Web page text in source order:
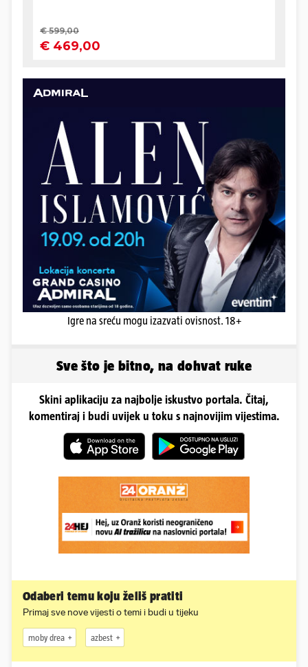
Igre na sreću mogu izazvati ovisnost. 18+
Sve što je bitno, na dohvat ruke
Skini aplikaciju za najbolje iskustvo portala. Čitaj,
komentiraj i budi uvijek u toku s najnovijim vijestima.
Odaberi temu koju želiš pratiti
Primaj sve nove vijesti o temi i budi u tijeku
moby drea azbest